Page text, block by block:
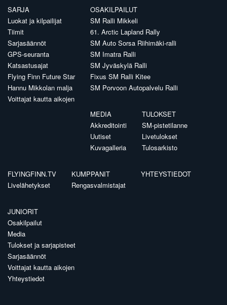
SARJA
Luokat ja kilpailijat
Tiimit
Sarjasäännöt
GPS-seuranta
Katsastusajat
Flying Finn Future Star
Hannu Mikkolan malja
Voittajat kautta aikojen
OSAKILPAILUT
SM Ralli Mikkeli
61. Arctic Lapland Rally
SM Auto Sorsa Riihimäki-ralli
SM Imatra Ralli
SM Jyväskylä Ralli
Fixus SM Ralli Kitee
SM Porvoon Autopalvelu Ralli
MEDIA
Akkreditointi
Uutiset
Kuvagalleria
TULOKSET
SM-pistetilanne
Livetulokset
Tulosarkisto
FLYINGFINN.TV
Livelähetykset
KUMPPANIT
Rengasvalmistajat
YHTEYSTIEDOT
JUNIORIT
Osakilpailut
Media
Tulokset ja sarjapisteet
Sarjasäännöt
Voittajat kautta aikojen
Yhteystiedot